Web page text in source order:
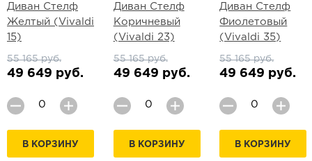
Диван Стелф
Желтый (Vivaldi
15)
55 165 руб.
49 649 руб.
В КОРЗИНУ
Диван Стелф
Коричневый
(Vivaldi 23)
55 165 руб.
49 649 руб.
В КОРЗИНУ
Диван Стелф
Фиолетовый
(Vivaldi 35)
55 165 руб.
49 649 руб.
В КОРЗИНУ